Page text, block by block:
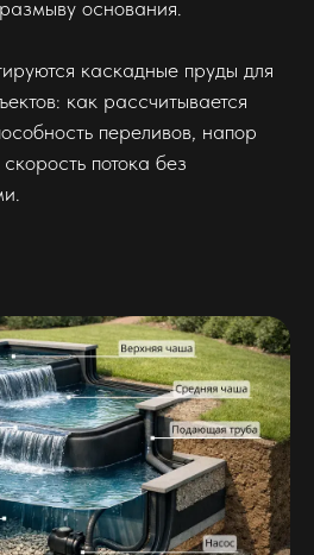
основания.
каскадные пруды для
как рассчитывается
переливов, напор
потока без